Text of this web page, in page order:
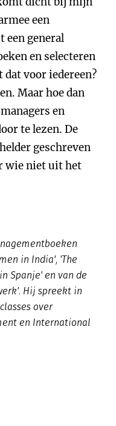
een
een general
en selecteren
voor iedereen?
Maar hoe dan
en
te lezen. De
geschreven
wie niet uit het
in India', 'The
Spanje' en van de
Hij spreekt in
over
en International